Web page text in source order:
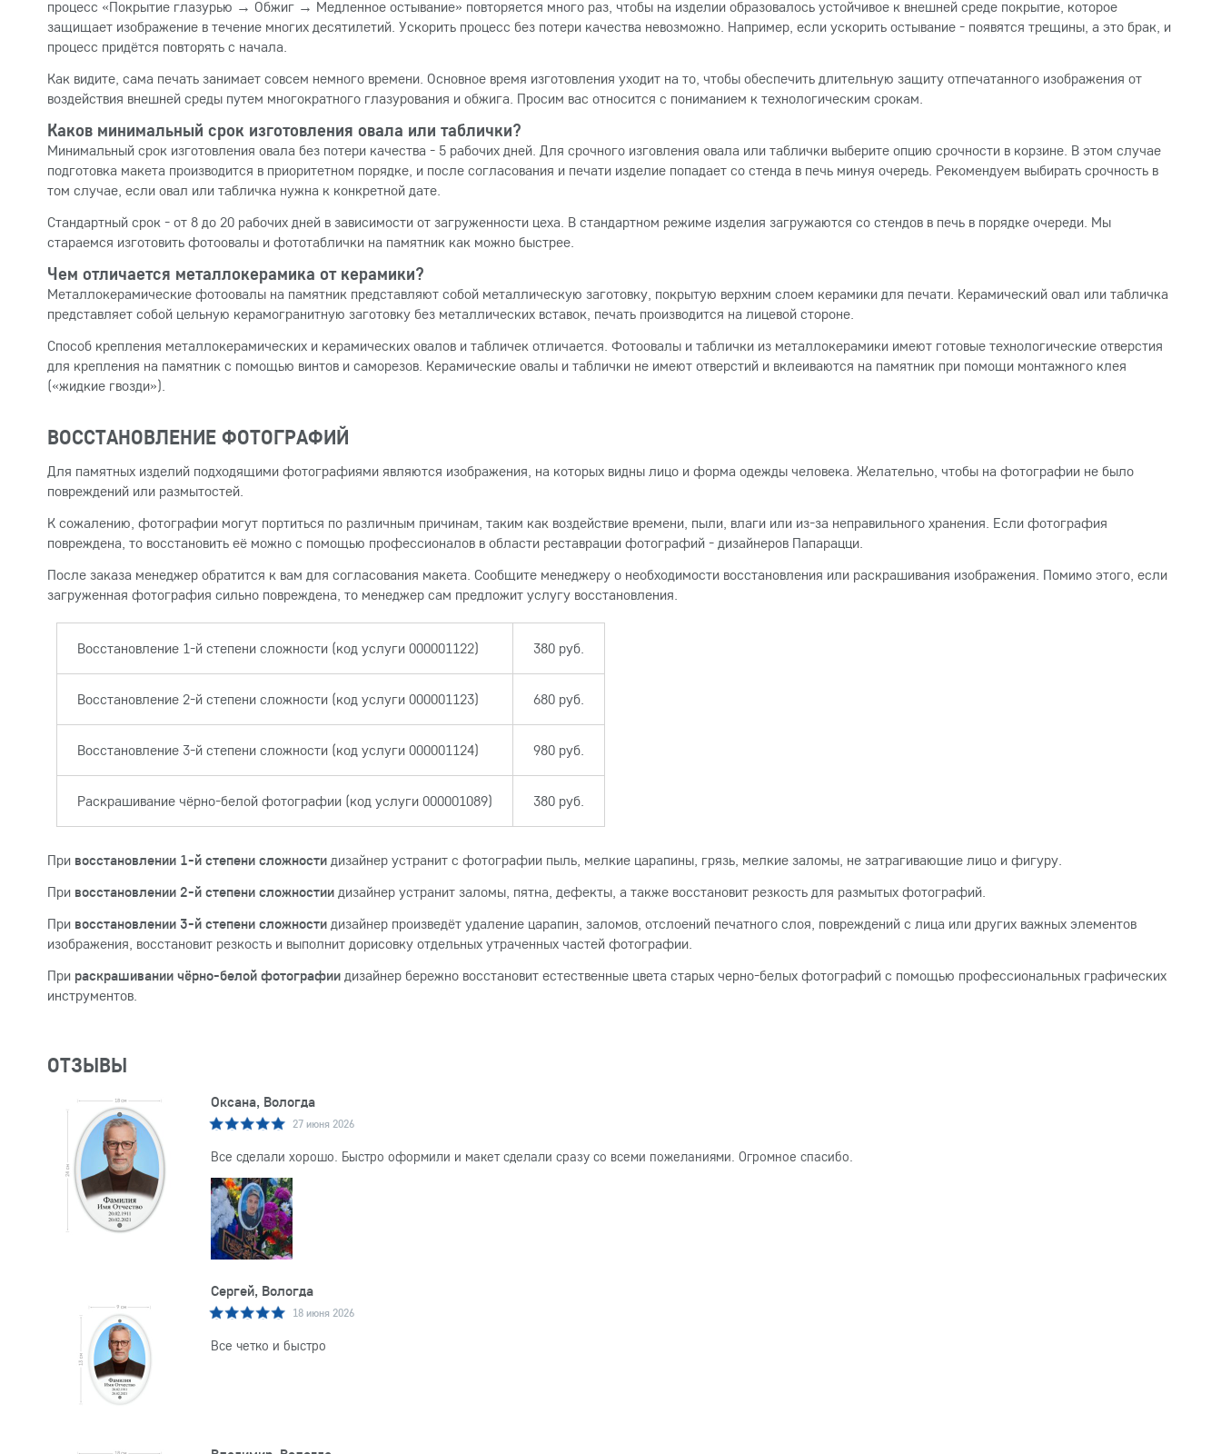
процесс «Покрытие глазурью → Обжиг → Медленное остывание» повторяется много раз, чтобы на изделии образовалось устойчивое к внешней среде покрытие, которое
защищает изображение в течение многих десятилетий. Ускорить процесс без потери качества невозможно. Например, если ускорить остывание - появятся трещины, а это брак, и
процесс придётся повторять с начала.
Как видите, сама печать занимает совсем немного времени. Основное время изготовления уходит на то, чтобы обеспечить длительную защиту отпечатанного изображения от
воздействия внешней среды путем многократного глазурования и обжига. Просим вас относится с пониманием к технологическим срокам.
Каков минимальный срок изготовления овала или таблички?
Минимальный срок изготовления овала без потери качества - 5 рабочих дней. Для срочного изговления овала или таблички выберите опцию срочности в корзине. В этом случае
подготовка макета производится в приоритетном порядке, и после согласования и печати изделие попадает со стенда в печь минуя очередь. Рекомендуем выбирать срочность в
том случае, если овал или табличка нужна к конкретной дате.
Стандартный срок - от 8 до 20 рабочих дней в зависимости от загруженности цеха. В стандартном режиме изделия загружаются со стендов в печь в порядке очереди. Мы
стараемся изготовить фотоовалы и фототаблички на памятник как можно быстрее.
Чем отличается металлокерамика от керамики?
Металлокерамические фотоовалы на памятник представляют собой металлическую заготовку, покрытую верхним слоем керамики для печати. Керамический овал или табличка
представляет собой цельную керамогранитную заготовку без металлических вставок, печать производится на лицевой стороне.
Способ крепления металлокерамических и керамических овалов и табличек отличается. Фотоовалы и таблички из металлокерамики имеют готовые технологические отверстия
для крепления на памятник с помощью винтов и саморезов. Керамические овалы и таблички не имеют отверстий и вклеиваются на памятник при помощи монтажного клея
(«жидкие гвозди»).
ВОССТАНОВЛЕНИЕ ФОТОГРАФИЙ
Для памятных изделий подходящими фотографиями являются изображения, на которых видны лицо и форма одежды человека. Желательно, чтобы на фотографии не было
повреждений или размытостей.
К сожалению, фотографии могут портиться по различным причинам, таким как воздействие времени, пыли, влаги или из-за неправильного хранения. Если фотография
повреждена, то восстановить её можно с помощью профессионалов в области реставрации фотографий - дизайнеров Папарацци.
После заказа менеджер обратится к вам для согласования макета. Сообщите менеджеру о необходимости восстановления или раскрашивания изображения. Помимо этого, если
загруженная фотография сильно повреждена, то менеджер сам предложит услугу восстановления.
Восстановление 1-й степени сложности (код услуги 000001122) 380 руб.
Восстановление 2-й степени сложности (код услуги 000001123) 680 руб.
Восстановление 3-й степени сложности (код услуги 000001124) 980 руб.
Раскрашивание чёрно-белой фотографии (код услуги 000001089) 380 руб.
При восстановлении 1-й степени сложности дизайнер устранит с фотографии пыль, мелкие царапины, грязь, мелкие заломы, не затрагивающие лицо и фигуру.
При восстановлении 2-й степени сложностии дизайнер устранит заломы, пятна, дефекты, а также восстановит резкость для размытых фотографий.
При восстановлении 3-й степени сложности дизайнер произведёт удаление царапин, заломов, отслоений печатного слоя, повреждений с лица или других важных элементов
изображения, восстановит резкость и выполнит дорисовку отдельных утраченных частей фотографии.
При раскрашивании чёрно-белой фотографии дизайнер бережно восстановит естественные цвета старых черно-белых фотографий с помощью профессиональных графических
инструментов.
ОТЗЫВЫ
Оксана, Вологда
27 июня 2026
Все сделали хорошо. Быстро оформили и макет сделали сразу со всеми пожеланиями. Огромное спасибо.
Сергей, Вологда
18 июня 2026
Все четко и быстро